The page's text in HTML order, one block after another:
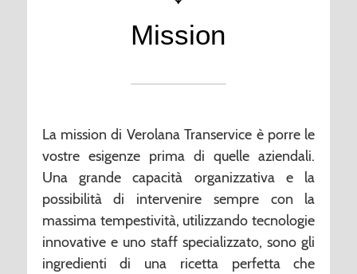
Mission
La mission di Verolana Transervice è porre le
vostre esigenze prima di quelle aziendali.
Una grande capacità organizzativa e la
possibilità di intervenire sempre con la
massima tempestività, utilizzando tecnologie
innovative e uno staff specializzato, sono gli
ingredienti di una ricetta perfetta che